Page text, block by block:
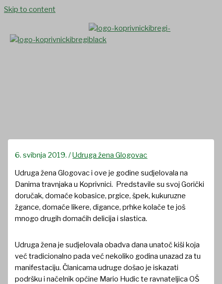
Skip to content
6. svibnja 2019./Udruga žena Glogovac
Udruga žena Glogovac i ove je godine sudjelovala na
Danima travnjaka u Koprivnici. Predstavile su svoj Gorički
doručak, domaće kobasice, prgice, špek, kukuruzne
žgance, domaće likere, digance, prhke kolače te još
mnogo drugih domaćih delicija i slastica.
Udruga žena je sudjelovala obadva dana unatoč kiši koja
već tradicionalno pada već nekoliko godina unazad za tu
manifestaciju. Članicama udruge došao je iskazati
podršku i načelnik općine Mario Hudic te ravnateljica OŠ